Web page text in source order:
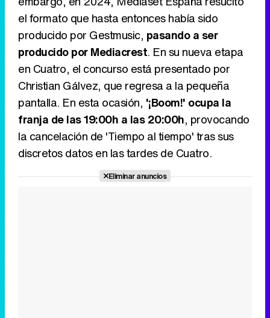
el formato que hasta entonces había sido
producido por Gestmusic, pasando a ser
producido por Mediacrest. En su nueva etapa
en Cuatro, el concurso está presentado por
Christian Gálvez, que regresa a la pequeña
pantalla. En esta ocasión, '¡Boom!' ocupa la
franja de las 19:00h a las 20:00h, provocando
la cancelación de 'Tiempo al tiempo' tras sus
discretos datos en las tardes de Cuatro.
Eliminar anuncios